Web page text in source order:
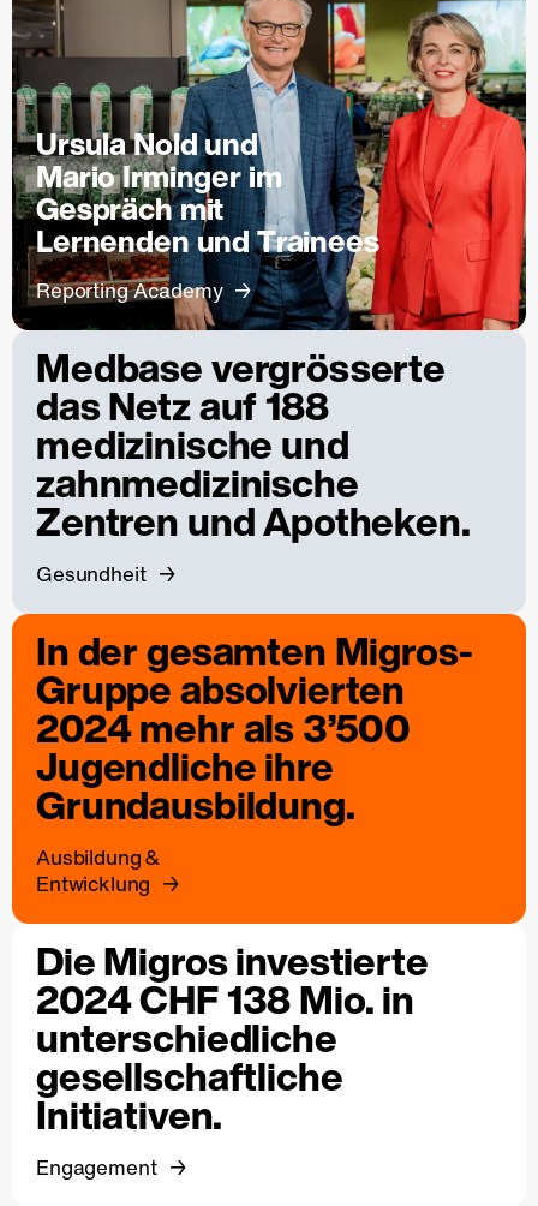
Ursula Nold und
Mario Irminger im
Gespräch mit
Lernenden und Trainees
Reporting Academy
Medbase vergrösserte
das Netz auf 188
medizinische und
zahnmedizinische
Zentren und Apotheken.
Gesundheit
In der gesamten Migros-
Gruppe absolvierten
2024 mehr als 3’500
Jugendliche ihre
Grundausbildung.
Ausbildung &
Entwicklung
Die Migros investierte
2024 CHF 138 Mio. in
unterschiedliche
gesellschaftliche
Initiativen.
Engagement